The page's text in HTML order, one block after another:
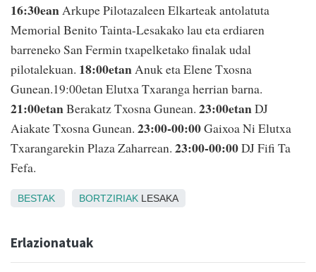
16:30eanArkupe Pilotazaleen Elkarteak antolatuta
Memorial Benito Tainta-Lesakako lau eta erdiaren
barreneko San Fermin txapelketako finalak udal
pilotalekuan. 18:00etanAnuk eta Elene Txosna
Gunean.19:00etan Elutxa Txaranga herrian barna.
21:00etanBerakatz Txosna Gunean. 23:00etanDJ
Aiakate Txosna Gunean. 23:00-00:00Gaixoa Ni Elutxa
Txarangarekin Plaza Zaharrean. 23:00-00:00DJ Fifi Ta
Fefa.
BESTAK BORTZIRIAK LESAKA
Erlazionatuak